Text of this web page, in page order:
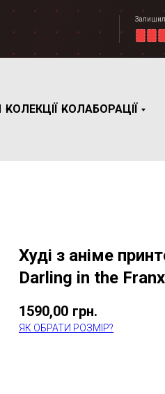
КОЛЕКЦІЇ КОЛАБОРАЦІЇ
Худі з аніме
Darling in the
1590,00 грн.
ЯК ОБРАТИ РОЗМІР?